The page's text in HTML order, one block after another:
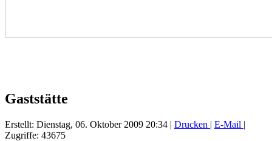
Gaststätte
Erstellt: Dienstag, 06. Oktober 2009 20:34 | Drucken | E-Mail |
Zugriffe: 43675